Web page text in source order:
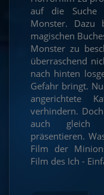
auf die Suche
Monster. Dazu
magischen
Monster zu
überraschend
nach hinten
Gefahr bringt.
angerichtete
verhindern.
auch gleich
präsentieren.
Film der
Film des Ich -